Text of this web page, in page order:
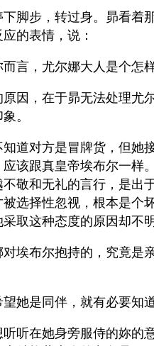
脚步，转过身。昴看着
的表情，说：
而言，尤尔娜大人是个怎
因，在于昴无法处理尤
。
知道对方是冒牌货，但她
该跟真皇帝埃布尔一样
敬和无礼的言行，是出
被选择性忽视，根本是个
取这种态度的原因却不明
对埃布尔抱持的，究竟是
望她是同伴，就有必要
听听在她身旁服侍的妳的